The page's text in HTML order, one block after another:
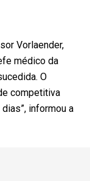
Vorlaender,
médico da
O
competitiva
informou a